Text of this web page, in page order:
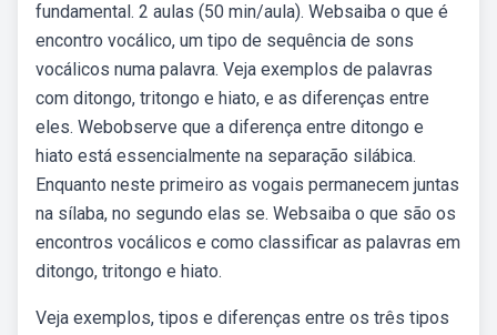
fundamental. 2 aulas (50 min/aula). Websaiba o que é
encontro vocálico, um tipo de sequência de sons
vocálicos numa palavra. Veja exemplos de palavras
com ditongo, tritongo e hiato, e as diferenças entre
eles. Webobserve que a diferença entre ditongo e
hiato está essencialmente na separação silábica.
Enquanto neste primeiro as vogais permanecem juntas
na sílaba, no segundo elas se. Websaiba o que são os
encontros vocálicos e como classificar as palavras em
ditongo, tritongo e hiato.
Veja exemplos, tipos e diferenças entre os três tipos